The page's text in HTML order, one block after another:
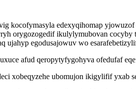
kocofymasyla edexyqihomap
orygozogedif ikulylymubovan
ujahyp egodusajowuv wo
afud qeropytyfygohyva ofedufaf
xobeqyzehe ubomujon ikigylifif